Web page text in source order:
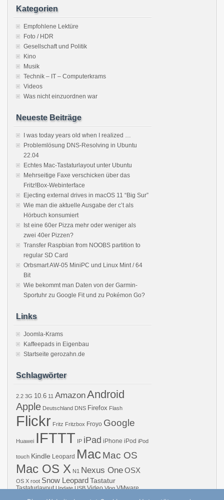
Kategorien
Empfohlene Lektüre
Foto / HDR
Gesellschaft und Politik
Kino
Musik
Technik – IT – Computerkrams
Videos
Was nicht einzuordnen war
Neueste Beiträge
I was today years old when I realized …
Problemlösung DNS-Resolving in Ubuntu
22.04
Echtes Mac-Tastaturlayout unter Ubuntu
Mehrseitige Faxe verschicken über das
Fritz!Box-Webinterface
Ejecting external drives in macOS 11 “Big Sur”
Wie man die aktuelle Ausgabe der c’t als
Hörbuch konsumiert
Ist eine 60er Pizza mehr oder weniger als
zwei 40er Pizzen?
Transfer Raspbian from NOOBS partition to
regular SD Card
Orbsmart AW-05 MiniPC und Linux Mint / 64
Bit
Wie bekommt man Daten von der Garmin-
Sportuhr zu Google Fit und zu Pokémon Go?
Links
Joomla-Krams
Kaffeepads in Eigenbau
Startseite gerozahn.de
Schlagwörter
2.2 3G 10.6 11 AmazonAndroid
Apple Deutschland DNS Firefox Flash
Flickr Fritz Fritzbox Froyo Google
Huawei IFTTT IP iPad iPhone iPod iPod
touch Kindle Leopard MacMac OS
Mac OS X N1 Nexus OneOSX
OS X root Snow LeopardTastatur
Tastaturlayout Update USB Video Vlog VMware
Windows